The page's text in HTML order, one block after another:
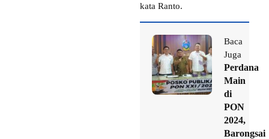
kata Ranto.
Baca
Juga
Perdana
Main
di
PON
2024,
Barongsai